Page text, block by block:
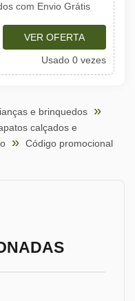
com Envio Grátis
VER OFERTA
Usado 0 vezes
e brinquedos
calçados e
Código promocional